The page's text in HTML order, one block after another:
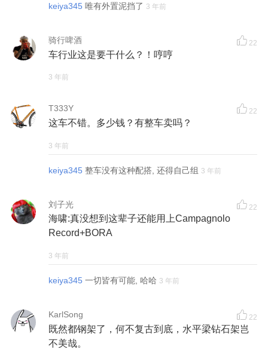
keiya345 唯有外置泥挡了 3 年前
骑行啤酒 22
车行业这是要干什么？！哼哼
3 年前
T333Y 22
这车不错。多少钱？有整车卖吗？
3 年前
keiya345 整车没有这种配搭, 还得自己组 3 年前
刘子光 22
海啸:真没想到这辈子还能用上Campagnolo
Record+BORA
3 年前
keiya345 一切皆有可能, 哈哈 3 年前
KarlSong 22
既然都钢架了，何不复古到底，水平梁钻石架岂
不美哉。